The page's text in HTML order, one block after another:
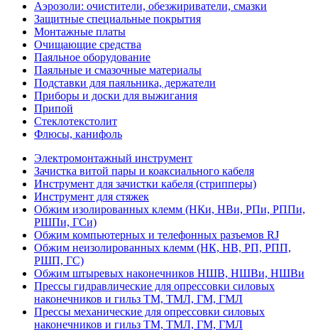
Аэрозоли: очистители, обезжириватели, смазки
Защитные специальные покрытия
Монтажные платы
Очищающие средства
Паяльное оборудование
Паяльные и смазочные материалы
Подставки для паяльника, держатели
Приборы и доски для выжигания
Припой
Стеклотекстолит
Флюсы, канифоль
Электромонтажный инструмент
Зачистка витой пары и коаксиального кабеля
Инструмент для зачистки кабеля (стрипперы)
Инструмент для стяжек
Обжим изолированных клемм (НКи, НВи, РПи, РППи,
РШПи, ГСи)
Обжим компьютерных и телефонных разъемов RJ
Обжим неизолированных клемм (НК, НВ, РП, РПП,
РШП, ГС)
Обжим штыревых наконечников НШВ, НШВи, НШВи
Прессы гидравлические для опрессовки силовых
наконечников и гильз ТМ, ТМЛ, ГМ, ГМЛ
Прессы механические для опрессовки силовых
наконечников и гильз ТМ, ТМЛ, ГМ, ГМЛ